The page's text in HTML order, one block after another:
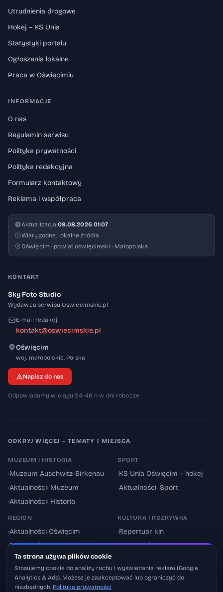
Utrudnienia drogowe
Hokej – KS Unia
Statystyki portalu
Ogłoszenia lokalne
Praca w Oświęcimiu
INFORMACJE
O nas
Regulamin serwisu
Polityka prywatności
Polityka redakcyjna
Formularz kontaktowy
Reklama i współpraca
Aktualizacja:08.08.2026 01:07
Wiarygodne, lokalne źródła
Oświęcim · powiat oświęcimski · Małopolska
KONTAKT
Sky Foto Studio
Wydawca serwisu Oswiecimskie.pl
E-mail redakcji
kontakt@oswiecimskie.pl
Oświęcim
woj. małopolskie, 32-600
Polska
Napisz do nas
Odpowiadamy w ciągu 24–48 h w dni robocze
ODKRYJ WIĘCEJ – TEMATY I MIEJSCA
MUZEUM I HISTORIA
›Muzeum Auschwitz-Birkenau
›Aktualności: Muzeum
›Aktualności: Historia
SPORT
›KS Unia Oświęcim – hokej
›Aktualności: Sport
REGION
›Aktualności Oświęcim
›Powiat oświęcimski
Utrudnienia drogowe
KULTURA I ROZRYWKA
›Repertuar kin
›Aktualności: Kultura
Ta strona używa plików cookie
Stosujemy cookie do analizy ruchu i wyświetlania reklam (Google
Analytics & Ads). Możesz je zaakceptować lub ograniczyć do
niezbędnych. Polityka prywatności